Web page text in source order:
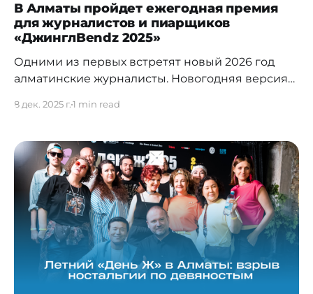
В Алматы пройдет ежегодная премия
для журналистов и пиарщиков
«ДжинглBendz 2025»
Одними из первых встретят новый 2026 год
алматинские журналисты. Новогодняя версия
названием «ДжинглBendz 2025» пройдет в
вечер самые яркие и талантливые сфере
коммуникаций получают неформальные
награды от организаторов —
коммуникационного агентства 2B Agency во
главе с Татьяной и
8 дек. 2025 г.1 min read